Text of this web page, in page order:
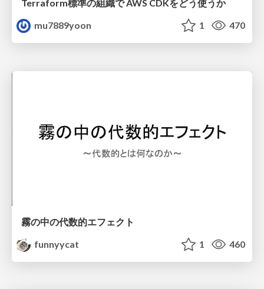
Terraform標準の組織で AWS CDKをどう使うか
mu7889yoon
1 470
霧の中の代数的エフェクト
funnyycat
1 460